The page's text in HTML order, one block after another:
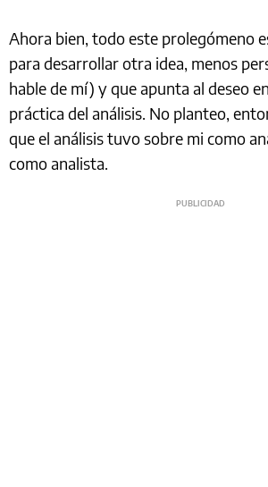
Ahora bien, todo este prolegómeno
para desarrollar otra idea, menos
hable de mí) y que apunta al deseo
práctica del análisis. No planteo,
que el análisis tuvo sobre mi como
como analista.